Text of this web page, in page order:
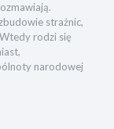
strażnic,
rodzi się
narodowej